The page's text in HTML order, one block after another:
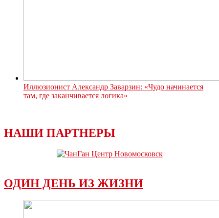
Иллюзионист Александр Заварзин: «Чудо начинается
там, где заканчивается логика»
НАШИ ПАРТНЕРЫ
ОДИН ДЕНЬ ИЗ ЖИЗНИ